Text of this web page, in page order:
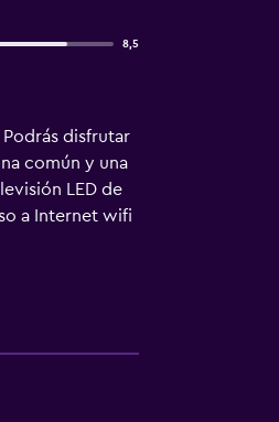
8,5
disfrutar
común y una
LED de
a Internet wifi
Se pueden
que se